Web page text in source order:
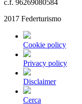
c.f. 96269080584
2017 Federturismo
Cookie policy
Privacy policy
Disclaimer
Cerca